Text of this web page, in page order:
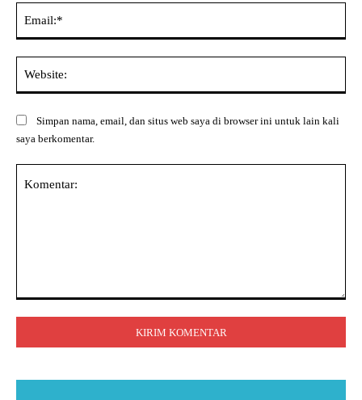
Simpan nama, email, dan situs web saya di browser ini untuk lain kali
saya berkomentar.